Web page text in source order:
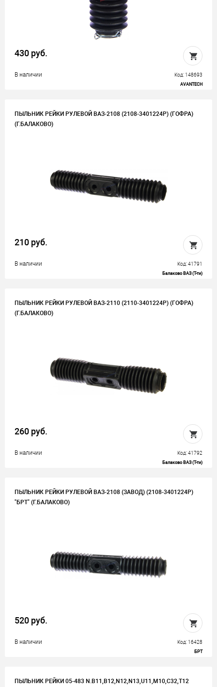
430 руб.
В наличии Код: 148693
AVANTECH
ПЫЛЬНИК РЕЙКИ РУЛЕВОЙ ВАЗ-2108 (2108-3401224Р) (ГОФРА)
(Г.БАЛАКОВО)
210 руб.
В наличии Код: 41791
Балаково ВАЗ (Т-ти)
ПЫЛЬНИК РЕЙКИ РУЛЕВОЙ ВАЗ-2110 (2110-3401224Р) (ГОФРА)
(Г.БАЛАКОВО)
260 руб.
В наличии Код: 41792
Балаково ВАЗ (Т-ти)
ПЫЛЬНИК РЕЙКИ РУЛЕВОЙ ВАЗ-2108 (ЗАВОД) (2108-3401224Р)
"БРТ" (Г.БАЛАКОВО)
520 руб.
В наличии Код: 16428
БРТ
ПЫЛЬНИК РЕЙКИ 05-483 N.B11,B12,N12,N13,U11,M10,C32,T12